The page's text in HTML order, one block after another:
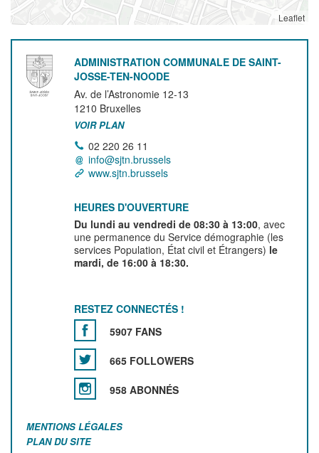
Leaflet
ADMINISTRATION COMMUNALE DE SAINT-
JOSSE-TEN-NOODE
Av. de l’Astronomie 12-13
1210 Bruxelles
VOIR PLAN
02 220 26 11
info@sjtn.brussels
www.sjtn.brussels
HEURES D'OUVERTURE
Du lundi au vendredi de 08:30 à 13:00, avec
une permanence du Service démographie (les
services Population, État civil et Étrangers) le
mardi, de 16:00 à 18:30.
RESTEZ CONNECTÉS !
5907 FANS
665 FOLLOWERS
958 ABONNÉS
MENTIONS LÉGALES
PLAN DU SITE